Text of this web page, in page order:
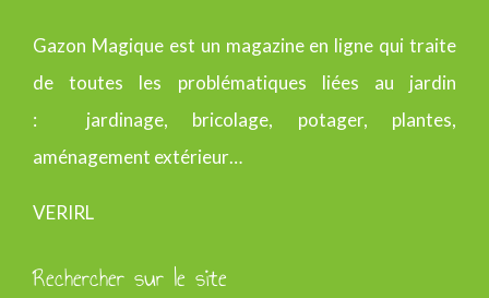
Gazon Magique est un magazine en ligne qui traite
de toutes les problématiques liées au jardin
: jardinage, bricolage, potager, plantes,
aménagement extérieur…
VERIRL
Rechercher sur le site